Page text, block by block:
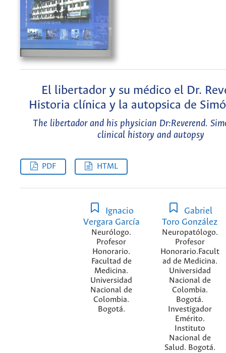
El libertador y su médico el Dr.
Historia clínica y la autopsica de
The libertador and his physician Dr:Reverend.
clinical history and autopsy
PDF HTML
Ignacio
Vergara García
Neurólogo.
Profesor
Honorario.
Facultad de
Medicina.
Universidad
Nacional de
Colombia.
Bogotá.
Gabriel
Toro González
Neuropatólogo.
Profesor
Honorario.Facult
ad de Medicina.
Universidad
Nacional de
Colombia.
Bogotá.
Investigador
Emérito.
Instituto
Nacional de
Salud. Bogotá.